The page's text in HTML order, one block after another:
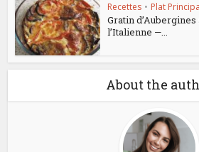
Recettes • Plat
Gratin d’Aubergines
l’Italienne —...
About the